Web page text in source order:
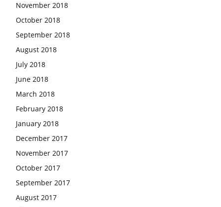
November 2018
October 2018
September 2018
August 2018
July 2018
June 2018
March 2018
February 2018
January 2018
December 2017
November 2017
October 2017
September 2017
August 2017